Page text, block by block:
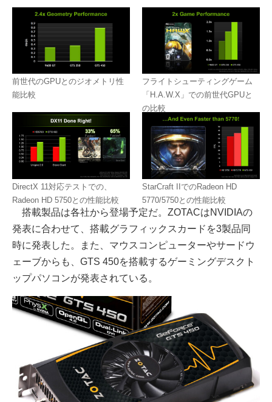
前世代のGPUとのジオメトリ性
能比較
フライトシューティングゲーム
「H.A.W.X」での前世代GPUと
の比較
DirectX 11対応テストでの、
Radeon HD 5750との性能比較
StarCraft IIでのRadeon HD
5770/5750との性能比較
搭載製品は各社から登場予定だ。ZOTACはNVIDIAの
発表に合わせて、搭載グラフィックスカードを3製品同
時に発表した。また、マウスコンピューターやサードウ
ェーブからも、GTS 450を搭載するゲーミングデスクト
ップパソコンが発表されている。